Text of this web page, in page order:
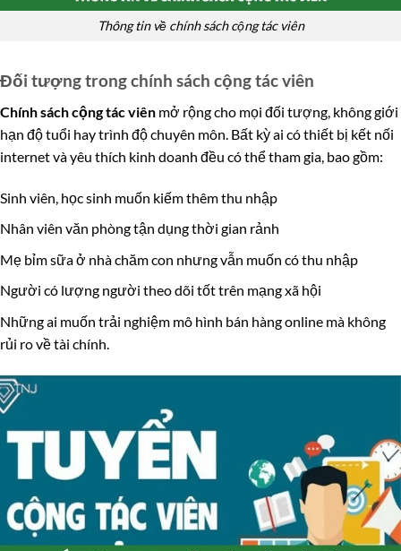
Thông tin về chính sách cộng tác viên
Đối tượng trong chính sách cộng tác viên
Chính sách cộng tác viên mở rộng cho mọi đối tượng, không giới
hạn độ tuổi hay trình độ chuyên môn. Bất kỳ ai có thiết bị kết nối
internet và yêu thích kinh doanh đều có thể tham gia, bao gồm:
Sinh viên, học sinh muốn kiếm thêm thu nhập
Nhân viên văn phòng tận dụng thời gian rảnh
Mẹ bỉm sữa ở nhà chăm con nhưng vẫn muốn có thu nhập
Người có lượng người theo dõi tốt trên mạng xã hội
Những ai muốn trải nghiệm mô hình bán hàng online mà không
rủi ro về tài chính.